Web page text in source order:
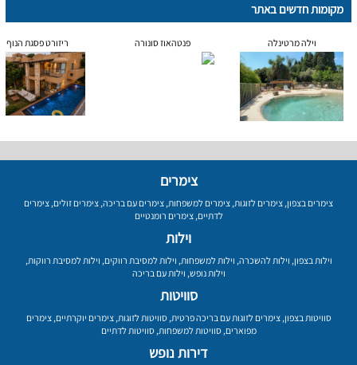
מקומות חדשים באתר
וילה מרטינלה פנטהאוז סונורה ריזורט פסגת הנוף
צימרים
צימרים בצפון, צימרים לזוגות, צימרים למשפחות, צימרים עם בריכה, צימרים זולים, צימרים
לדתיים,צימרים רומנטיים
וילות
וילות בצפון, וילות להשכרה, וילות למשפחות, וילות למסיבת רווקים, וילות למסיבת רווקות,
וילות נופש, וילות עם בריכה
סוויטות
סוויטות בצפון,צימרים לזוגות עם בריכה פרטית,סוויטות לזוגות,צימרים יוקרתיים,צימרים
מפוארים,סוויטות למשפחות,סוויטות לדתיים
דירות נופש